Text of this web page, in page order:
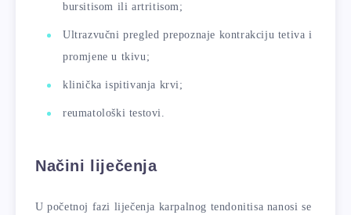
bursitisom ili artritisom;
Ultrazvučni pregled prepoznaje kontrakciju tetiva i
promjene u tkivu;
klinička ispitivanja krvi;
reumatološki testovi.
Načini liječenja
U početnoj fazi liječenja karpalnog tendonitisa nanosi se